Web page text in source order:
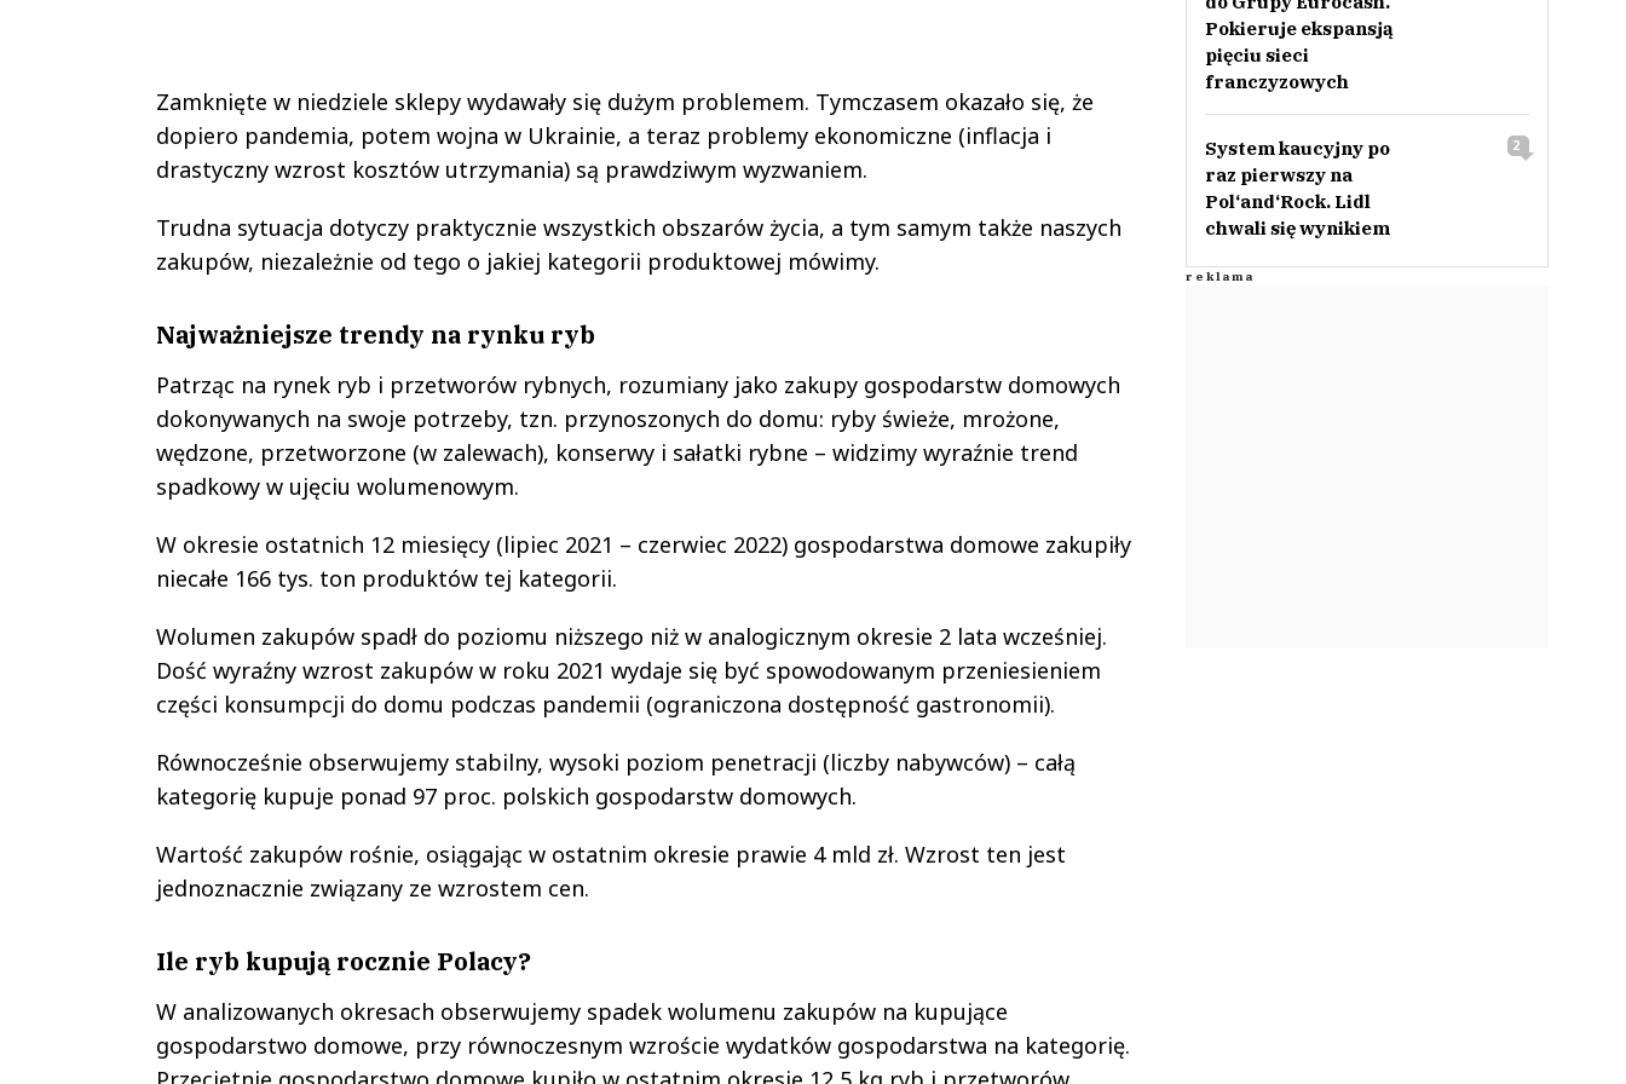
Zamknięte w niedziele sklepy wydawały się dużym problemem. Tymczasem okazało się, że
dopiero pandemia, potem wojna w Ukrainie, a teraz problemy ekonomiczne (inflacja i
drastyczny wzrost kosztów utrzymania) są prawdziwym wyzwaniem.
Trudna sytuacja dotyczy praktycznie wszystkich obszarów życia, a tym samym także naszych
zakupów, niezależnie od tego o jakiej kategorii produktowej mówimy.
Najważniejsze trendy na rynku ryb
Patrząc na rynek ryb i przetworów rybnych, rozumiany jako zakupy gospodarstw domowych
dokonywanych na swoje potrzeby, tzn. przynoszonych do domu: ryby świeże, mrożone,
wędzone, przetworzone (w zalewach), konserwy i sałatki rybne – widzimy wyraźnie trend
spadkowy w ujęciu wolumenowym.
W okresie ostatnich 12 miesięcy (lipiec 2021 – czerwiec 2022) gospodarstwa domowe zakupiły
niecałe 166 tys. ton produktów tej kategorii.
Wolumen zakupów spadł do poziomu niższego niż w analogicznym okresie 2 lata wcześniej.
Dość wyraźny wzrost zakupów w roku 2021 wydaje się być spowodowanym przeniesieniem
części konsumpcji do domu podczas pandemii (ograniczona dostępność gastronomii).
Równocześnie obserwujemy stabilny, wysoki poziom penetracji (liczby nabywców) – całą
kategorię kupuje ponad 97 proc. polskich gospodarstw domowych.
Wartość zakupów rośnie, osiągając w ostatnim okresie prawie 4 mld zł. Wzrost ten jest
jednoznacznie związany ze wzrostem cen.
Ile ryb kupują rocznie Polacy?
W analizowanych okresach obserwujemy spadek wolumenu zakupów na kupujące
gospodarstwo domowe, przy równoczesnym wzroście wydatków gospodarstwa na kategorię.
Pokieruje ekspansją
pięciu sieci
franczyzowych
System kaucyjny po
raz pierwszy na
Pol‘and‘Rock. Lidl
chwali się wynikiem
2